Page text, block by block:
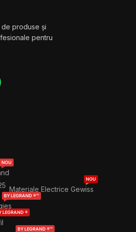
de produse și
pentru
NOU
Materiale Electrice Gewiss
NOU
BY LEGRAND ®™
LEGRAND ®
BY LEGRAND ®™